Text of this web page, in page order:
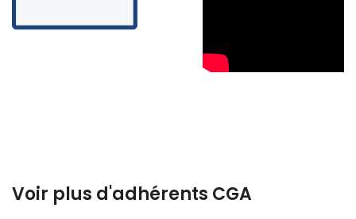
Voir plus d'adhérents CGA